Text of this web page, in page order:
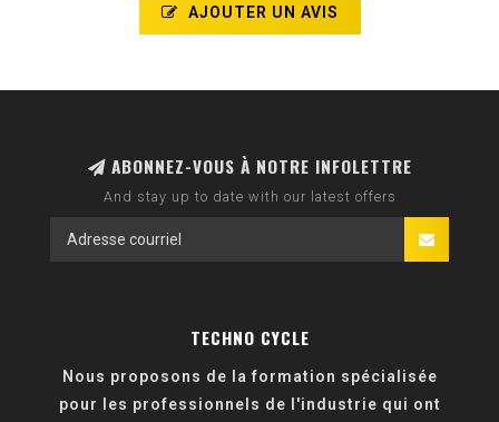
AJOUTER UN AVIS
ABONNEZ-VOUS À NOTRE INFOLETTRE
And stay up to date with our latest offers
TECHNO CYCLE
Nous proposons de la formation spécialisée
pour les professionnels de l'industrie qui ont